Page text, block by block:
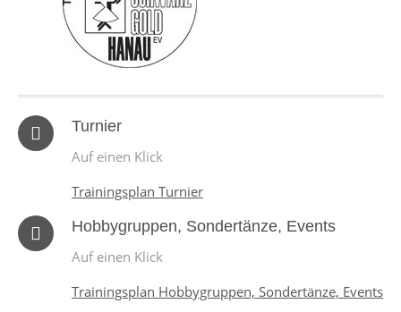
Turnier
Auf einen Klick
Trainingsplan Turnier
Hobbygruppen, Sondertänze, Events
Auf einen Klick
Trainingsplan Hobbygruppen, Sondertänze, Events